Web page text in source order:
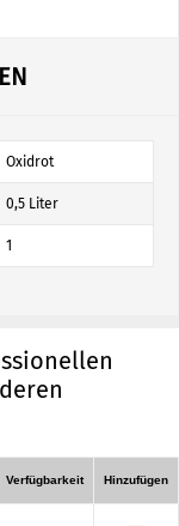
Oxidrot
0,5 Liter
1
Verfügbarkeit Hinzufügen